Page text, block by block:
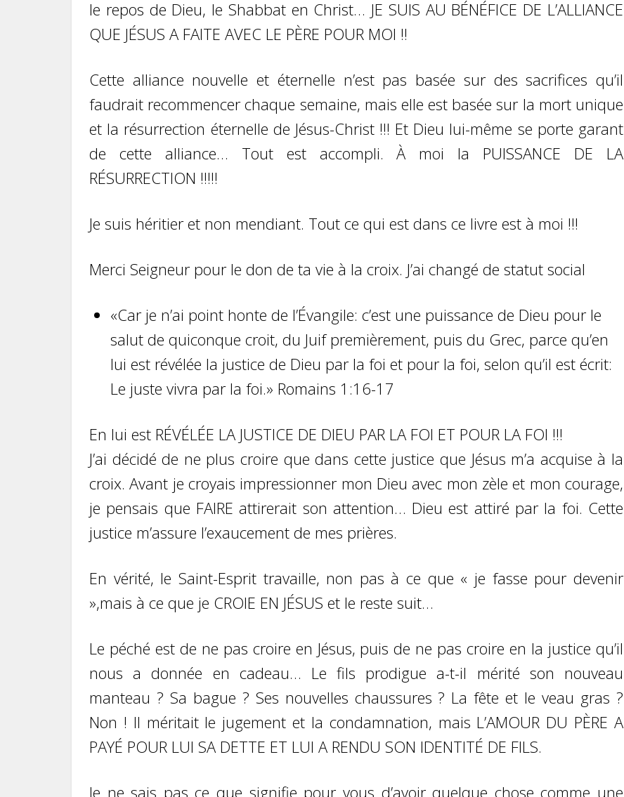
le repos de Dieu, le Shabbat en Christ… JE SUIS AU BÉNÉFICE DE L’ALLIANCE
QUE JÉSUS A FAITE AVEC LE PÈRE POUR MOI !!
Cette alliance nouvelle et éternelle n’est pas basée sur des sacrifices qu’il
faudrait recommencer chaque semaine, mais elle est basée sur la mort unique
et la résurrection éternelle de Jésus-Christ !!! Et Dieu lui-même se porte garant
de cette alliance… Tout est accompli. À moi la PUISSANCE DE LA
RÉSURRECTION !!!!!
Je suis héritier et non mendiant. Tout ce qui est dans ce livre est à moi !!!
Merci Seigneur pour le don de ta vie à la croix. J’ai changé de statut social
«Car je n’ai point honte de l’Évangile: c’est une puissance de Dieu pour le
salut de quiconque croit, du Juif premièrement, puis du Grec, parce qu’en
lui est révélée la justice de Dieu par la foi et pour la foi, selon qu’il est écrit:
Le juste vivra par la foi.» Romains 1:16-17
En lui est RÉVÉLÉE LA JUSTICE DE DIEU PAR LA FOI ET POUR LA FOI !!!
J’ai décidé de ne plus croire que dans cette justice que Jésus m’a acquise à la
croix. Avant je croyais impressionner mon Dieu avec mon zèle et mon courage,
je pensais que FAIRE attirerait son attention… Dieu est attiré par la foi. Cette
justice m’assure l’exaucement de mes prières.
En vérité, le Saint-Esprit travaille, non pas à ce que « je fasse pour devenir
»,mais à ce que je CROIE EN JÉSUS et le reste suit…
Le péché est de ne pas croire en Jésus, puis de ne pas croire en la justice qu’il
nous a donnée en cadeau… Le fils prodigue a-t-il mérité son nouveau
manteau ? Sa bague ? Ses nouvelles chaussures ? La fête et le veau gras ?
Non ! Il méritait le jugement et la condamnation, mais L’AMOUR DU PÈRE A
PAYÉ POUR LUI SA DETTE ET LUI A RENDU SON IDENTITÉ DE FILS.
Je ne sais pas ce que signifie pour vous d’avoir quelque chose comme une